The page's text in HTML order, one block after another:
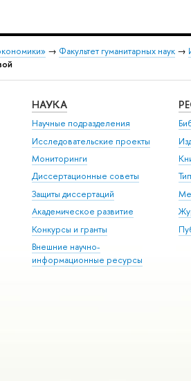
→ Факультет гуманитарных наук →
НАУКА
Научные подразделения
Исследовательские проекты
Мониторинги
Диссертационные советы
Защиты диссертаций
Академическое развитие
Конкурсы и гранты
Внешние научно-
информационные ресурсы